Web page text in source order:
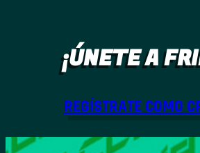
¡ÚNETE A
REGÍSTRATE COMO